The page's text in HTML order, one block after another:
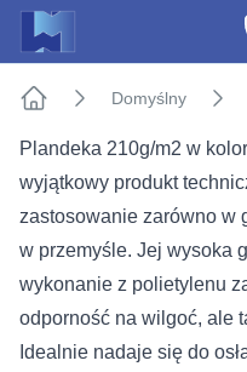
Domyślny
Plandeka 210g/m2 w
wyjątkowy produkt
zastosowanie zarówno w
w przemyśle. Jej wysoka
wykonanie z polietylenu
odporność na wilgoć, ale
Idealnie nadaje się do